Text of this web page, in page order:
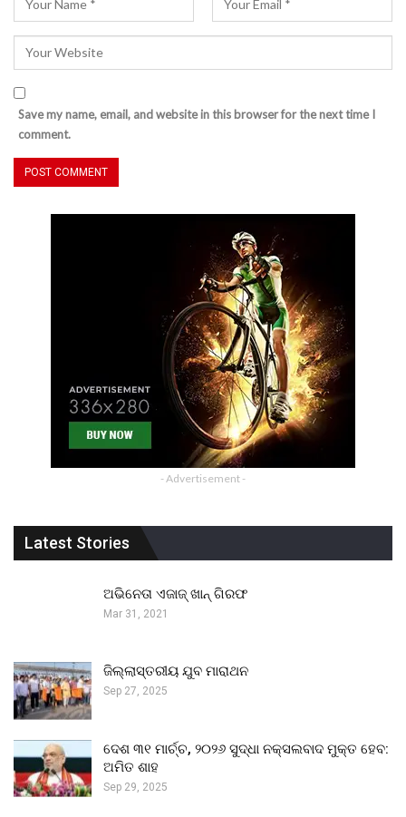
Save my name, email, and website in this browser for the next time I
comment.
- Advertisement -
Latest Stories
ଅଭିନେତା ଏଜାଜ୍ ଖାନ୍ ଗିରଫ
Mar 31, 2021
ଜିଲ୍ଲାସ୍ତରୀୟ ଯୁବ ମାରାଥନ
Sep 27, 2025
ଦେଶ ୩୧ ମାର୍ଚ୍ଚ, ୨୦୨୬ ସୁଦ୍ଧା ନକ୍ସଲବାଦ ମୁକ୍ତ ହେବ:
ଅମିତ ଶାହ
Sep 29, 2025